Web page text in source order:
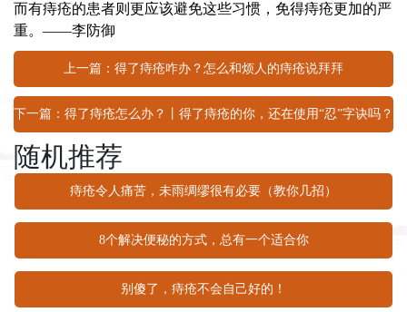
而有痔疮的患者则更应该避免这些习惯，免得痔疮更加的严
重。——李防御
上一篇：得了痔疮咋办？怎么和烦人的痔疮说拜拜
下一篇：得了痔疮怎么办？丨得了痔疮的你，还在使用“忍”字诀吗？
随机推荐
痔疮令人痛苦，未雨绸缪很有必要（教你几招）
8个解决便秘的方式，总有一个适合你
别傻了，痔疮不会自己好的！